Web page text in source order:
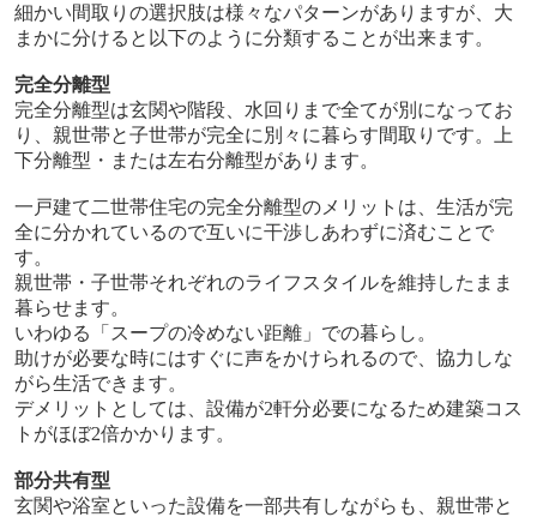
細かい間取りの選択肢は様々なパターンがありますが、大
まかに分けると以下のように分類することが出来ます。
完全分離型
完全分離型は玄関や階段、水回りまで全てが別になってお
り、親世帯と子世帯が完全に別々に暮らす間取りです。上
下分離型・または左右分離型があります。
一戸建て二世帯住宅の完全分離型のメリットは、生活が完
全に分かれているので互いに干渉しあわずに済むことで
す。
親世帯・子世帯それぞれのライフスタイルを維持したまま
暮らせます。
いわゆる「スープの冷めない距離」での暮らし。
助けが必要な時にはすぐに声をかけられるので、協力しな
がら生活できます。
デメリットとしては、設備が2軒分必要になるため建築コス
トがほぼ2倍かかります。
部分共有型
玄関や浴室といった設備を一部共有しながらも、親世帯と